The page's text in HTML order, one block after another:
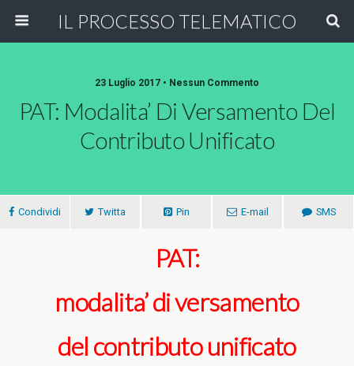
IL PROCESSO TELEMATICO
23 Luglio 2017 • Nessun Commento
PAT: Modalita’ Di Versamento Del
Contributo Unificato
Condividi Twitta Pin E-mail SMS
PAT:
modalita’ di versamento
del contributo unificato